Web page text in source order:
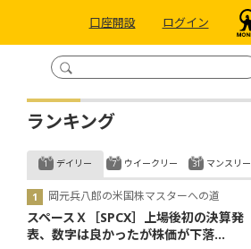
口座開設 ログイン
ランキング
デイリー
岡元兵八郎の米国株マスターへの道
スペースＸ［SPCX］上場後初の決算発
表、数字は良かったが株価が下落...
ウイークリー マンスリー